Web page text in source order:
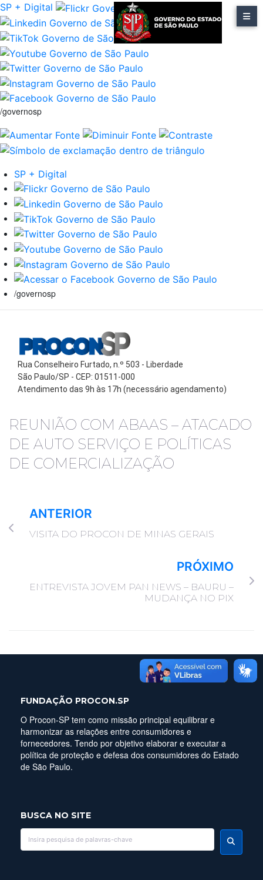
SP + Digital
/governosp
SP + Digital
/governosp
Rua Conselheiro Furtado, n.º 503 - Liberdade
São Paulo/SP - CEP: 01511-000
Atendimento das 9h às 17h (necessário agendamento)
REUNIÃO COM ABAAS – ATACADO
DE AUTO SERVIÇO E POLÍTICAS
DE COMERCIALIZAÇÃO
ANTERIOR
VISITA DO PROCON DE MINAS GERAIS
PRÓXIMO
ENTREVISTA JOVEM PAN NEWS – BAURU –
MUDANÇA NO PIX
FUNDAÇÃO PROCON.SP
O Procon-SP tem como missão principal equilibrar e
harmonizar as relações entre consumidores e
fornecedores. Tendo por objetivo elaborar e executar a
política de proteção e defesa dos consumidores do Estado
de São Paulo.
BUSCA NO SITE